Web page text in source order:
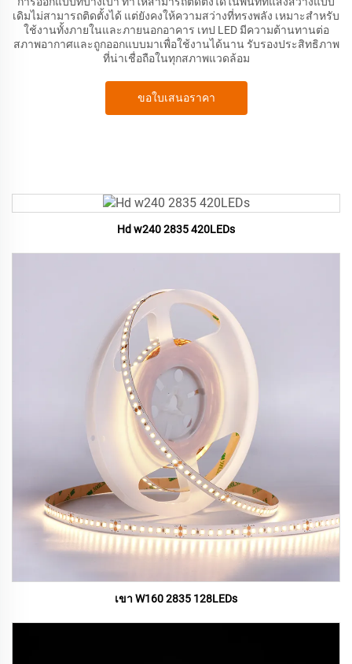
เดิมไม่สามารถติดตั้งได้ แต่ยังคงให้ความสว่างที่ทรงพลัง เหมาะสำหรับ
ใช้งานทั้งภายในและภายนอกอาคาร เทป LED มีความต้านทานต่อ
สภาพอากาศและถูกออกแบบมาเพื่อใช้งานได้นาน รับรองประสิทธิภาพ
ที่น่าเชื่อถือในทุกสภาพแวดล้อม
ขอใบเสนอราคา
Hd w240 2835 420LEDs
เขา W160 2835 128LEDs